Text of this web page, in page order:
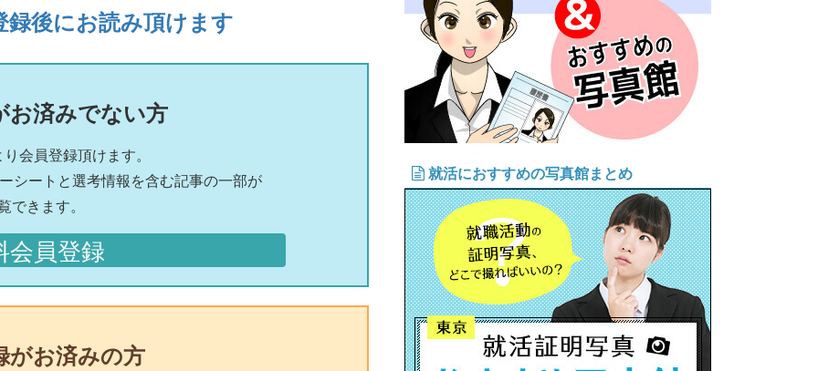
後にお読み頂けます
お済みでない方
会員登録頂けます。
シートと選考情報を含む記事の一部が
できます。
会員登録
がお済みの方
就活におすすめの写真館まとめ